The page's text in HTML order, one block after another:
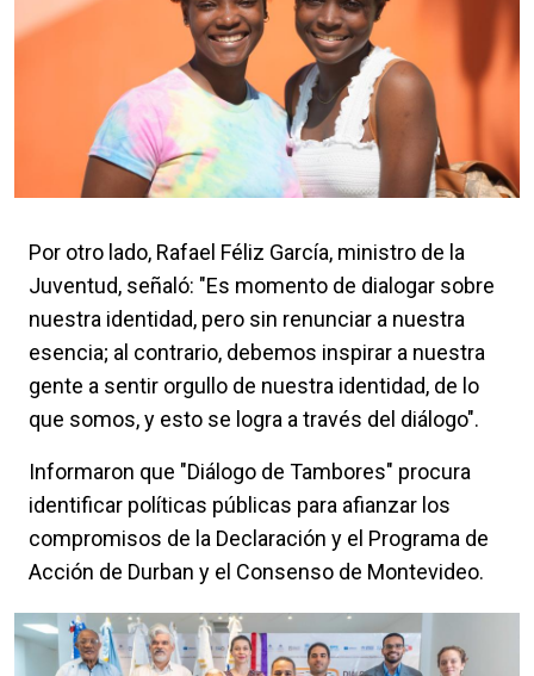
Por otro lado, Rafael Féliz García, ministro de la
Juventud, señaló: "Es momento de dialogar sobre
nuestra identidad, pero sin renunciar a nuestra
esencia; al contrario, debemos inspirar a nuestra
gente a sentir orgullo de nuestra identidad, de lo
que somos, y esto se logra a través del diálogo".
Informaron que "Diálogo de Tambores" procura
identificar políticas públicas para afianzar los
compromisos de la Declaración y el Programa de
Acción de Durban y el Consenso de Montevideo.